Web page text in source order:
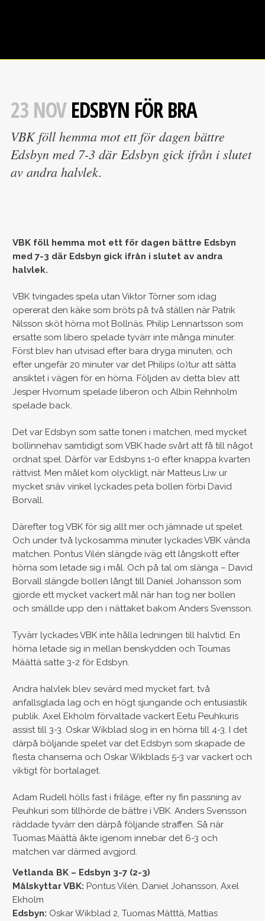
23 NOVEDSBYN FÖR BRA
VBK föll hemma mot ett för dagen bättre
Edsbyn med 7-3 där Edsbyn gick ifrån i slutet
av andra halvlek.
VBK föll hemma mot ett för dagen bättre Edsbyn
med 7-3 där Edsbyn gick ifrån i slutet av andra
halvlek.
VBK tvingades spela utan Viktor Törner som idag
opererat den käke som bröts på två ställen när Patrik
Nilsson sköt hörna mot Bollnäs. Philip Lennartsson som
ersatte som libero spelade tyvärr inte många minuter.
Först blev han utvisad efter bara dryga minuten, och
efter ungefär 20 minuter var det Philips (o)tur att sätta
ansiktet i vägen för en hörna. Följden av detta blev att
Jesper Hvornum spelade liberon och Albin Rehnholm
spelade back.
Det var Edsbyn som satte tonen i matchen, med mycket
bollinnehav samtidigt som VBK hade svårt att få till något
ordnat spel. Därför var Edsbyns 1-0 efter knappa kvarten
rättvist. Men målet kom olyckligt, när Matteus Liw ur
mycket snäv vinkel lyckades peta bollen förbi David
Borvall.
Därefter tog VBK för sig allt mer och jämnade ut spelet.
Och under två lyckosamma minuter lyckades VBK vända
matchen. Pontus Vilén slängde iväg ett långskott efter
hörna som letade sig i mål. Och på tal om slänga – David
Borvall slängde bollen långt till Daniel Johansson som
gjorde ett mycket vackert mål när han tog ner bollen
och smällde upp den i nättaket bakom Anders Svensson.
Tyvärr lyckades VBK inte hålla ledningen till halvtid. En
hörna letade sig in mellan benskydden och Toumas
Määttä satte 3-2 för Edsbyn.
Andra halvlek blev sevärd med mycket fart, två
anfallsglada lag och en högt sjungande och entusiastik
publik. Axel Ekholm förvaltade vackert Eetu Peuhkuris
assist till 3-3. Oskar Wikblad slog in en hörna till 4-3. I det
därpå böljande spelet var det Edsbyn som skapade de
flesta chanserna och Oskar Wikblads 5-3 var vackert och
viktigt för bortalaget.
Adam Rudell hölls fast i friläge, efter ny fin passning av
Peuhkuri som tillhörde de bättre i VBK. Anders Svensson
räddade tyvärr den därpå följande straffen. Så när
Tuomas Määttä åkte igenom innebar det 6-3 och
matchen var därmed avgjord.
Vetlanda BK – Edsbyn 3-7 (2-3)
Målskyttar VBK: Pontus Vilén, Daniel Johansson, Axel
Ekholm
Edsbyn: Oskar Wikblad 2, Tuomas Mätttä, Mattias